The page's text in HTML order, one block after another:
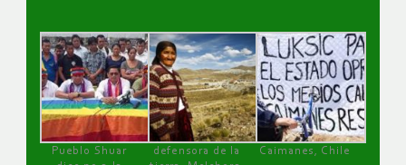
Pueblo Shuar
defensora de la
Caimanes, Chile